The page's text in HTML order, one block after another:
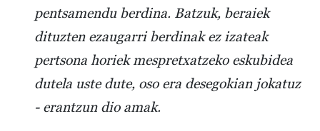
pentsamendu berdina. Batzuk, beraiek
dituzten ezaugarri berdinak ez izateak
pertsona horiek mespretxatzeko eskubidea
dutela uste dute, oso era desegokian jokatuz
- erantzun dio amak.